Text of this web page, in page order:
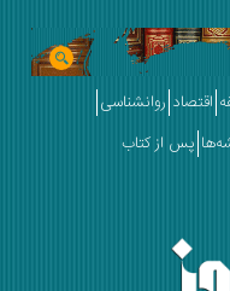
اقتصاد روانشناسی
پس از کتاب